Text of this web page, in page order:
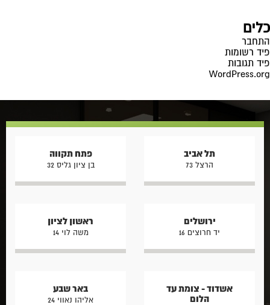
כלים
התחבר
פיד רשומות
פיד תגובות
WordPress.org
תל אביב
הרצל 73
פתח תקווה
בן ציון גליס 32
ירושלים
יד חרוצים 16
ראשון לציון
משה לוי 14
אשדוד - צומת עד
הלום
באר שבע
אליהו נאווי 24